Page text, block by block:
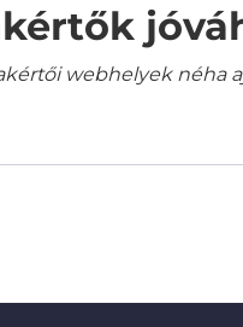
webhelyek néha